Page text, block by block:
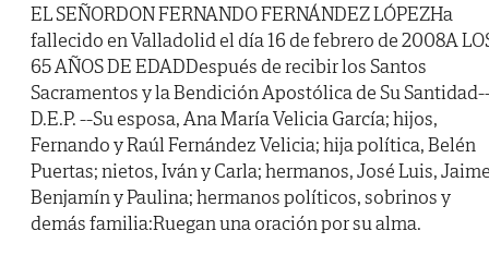
EL SEÑORDON FERNANDO FERNÁNDEZ LÓPEZHa
fallecido en Valladolid el día 16 de febrero de 2008A
65 AÑOS DE EDADDespués de recibir los Santos
Sacramentos y la Bendición Apostólica de Su
D.E.P.--Su esposa, Ana María Velicia García; hijos,
Fernando y Raúl Fernández Velicia; hija política, Belén
Puertas; nietos, Iván y Carla; hermanos, José Luis,
Benjamín y Paulina; hermanos políticos, sobrinos y
demás familia:Ruegan una oración por su alma.